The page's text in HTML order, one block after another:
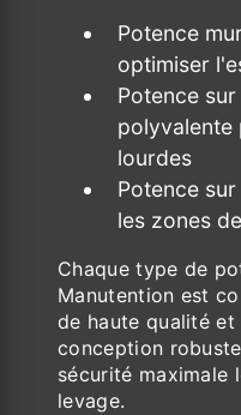
Potence
optimiser
Potence
polyvalente
lourdes
Potence
les zones
Chaque type de
Manutention est
de haute qualité
conception
sécurité maximale
levage.